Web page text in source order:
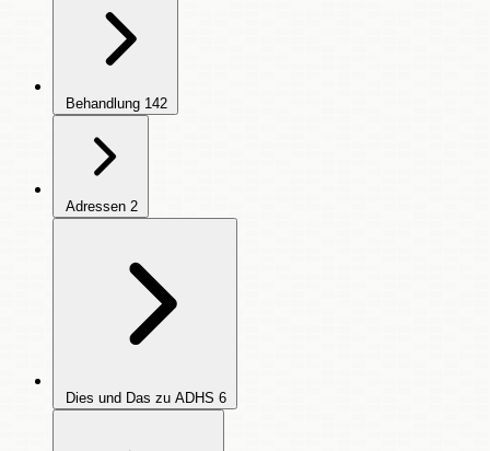
Behandlung 142
Adressen 2
Dies und Das zu ADHS 6